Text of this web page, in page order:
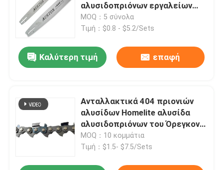
αλυσιδοπριόνων εργαλείων
κηπουρικής 36 ίντσα
MOQ：5 σύνολα
Τιμή：$0.8 - $5.2/Sets
Καλύτερη τιμή επαφή
Ανταλλακτικά 404 πριονιών
αλυσίδων Homelite αλυσίδα
αλυσιδοπριόνων του Όρεγκον
φραγμών
MOQ：10 κομμάτια
Τιμή：$1.5- $7.5/Sets